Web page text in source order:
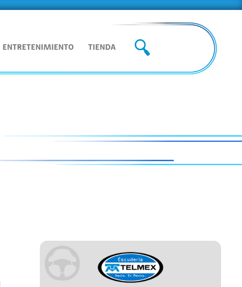
ENTRETENIMIENTO TIENDA